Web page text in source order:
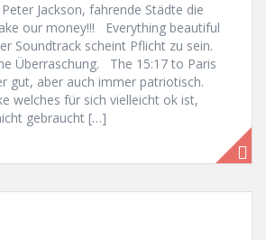
Jackson, fahrende Städte die
our money!!! Everything beautiful
Soundtrack scheint Pflicht zu sein.
Überraschung. The 15:17 to Paris
gut, aber auch immer patriotisch.
welches für sich vielleicht ok ist,
gebraucht […]